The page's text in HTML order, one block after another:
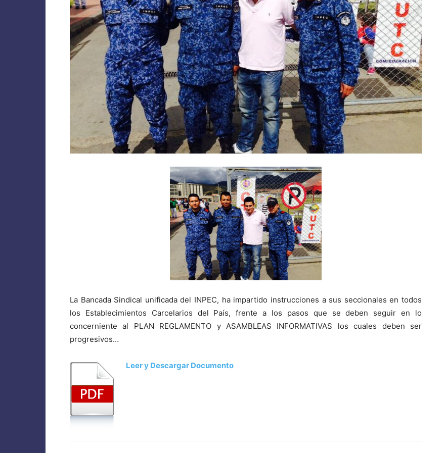
La Bancada Sindical unificada del INPEC, ha impartido instrucciones a sus seccionales en todos
los Establecimientos Carcelarios del País, frente a los pasos que se deben seguir en lo
concerniente al PLAN REGLAMENTO y ASAMBLEAS INFORMATIVAS los cuales deben ser
progresivos…
Leer y Descargar Documento